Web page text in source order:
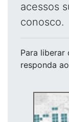
acessos
conosco.
Para liberar
responda